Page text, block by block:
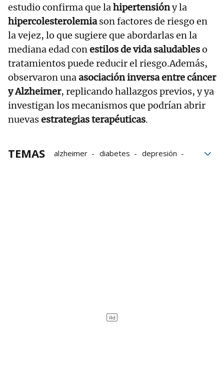
estudio confirma que lahipertensióny la
hipercolesterolemiason factores de riesgo en
la vejez, lo que sugiere que abordarlas en la
mediana edad conestilos de vida saludableso
tratamientos puede reducir el riesgo.Además,
observaron unaasociación inversa entre cáncer
y Alzheimer, replicando hallazgos previos, y ya
investigan los mecanismos que podrían abrir
nuevasestrategias terapéuticas.
TEMAS alzheimer diabetes
depresión